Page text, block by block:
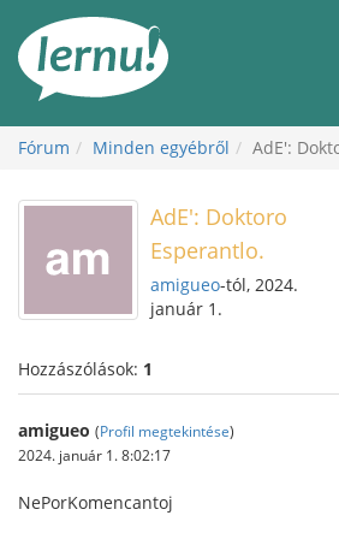
Fórum Minden egyébről AdE':
AdE': Doktoro
Esperantlo.
amigueo-tól, 2024.
január 1.
Hozzászólások: 1
amigueo (Profil megtekintése)
2024. január 1. 8:02:17
NePorKomencantoj